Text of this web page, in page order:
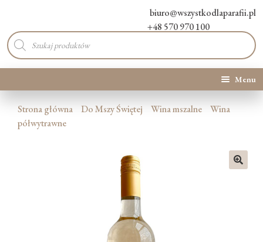
biuro@wszystkodlaparafii.pl
+48 570 970 100
Wyszukiwarka
produktów
Menu
Kategorie produktów
Strona główna Do Mszy Świętej Wina mszalne
Wina
półwytrawne